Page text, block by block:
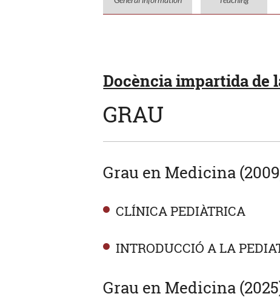
Docència impartida de
GRAU
Grau en Medicina
CLÍNICA PEDIÀTRICA
INTRODUCCIÓ A LA
Grau en Medicina